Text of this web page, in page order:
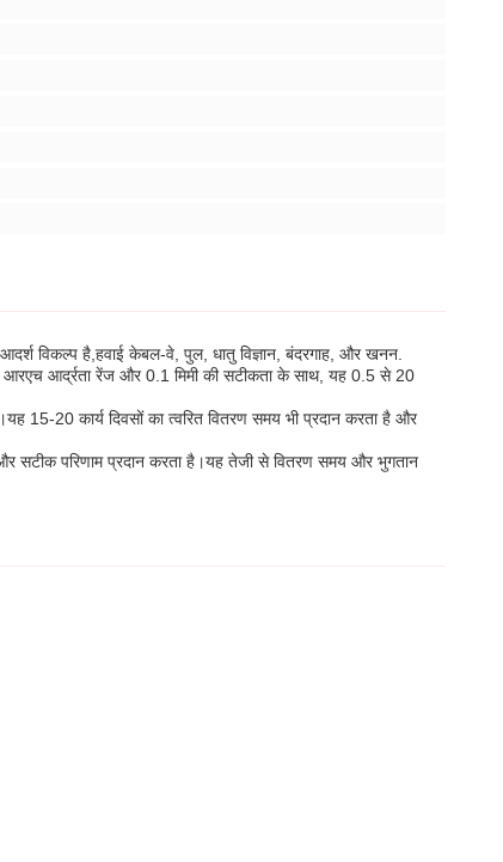
विकल्प है,हवाई केबल-वे, पुल, धातु विज्ञान, बंदरगाह, और खनन.
आरएच आर्द्रता रेंज और 0.1 मिमी की सटीकता के साथ, यह 0.5 से 20
15-20 कार्य दिवसों का त्वरित वितरण समय भी प्रदान करता है और
और सटीक परिणाम प्रदान करता है।यह तेजी से वितरण समय और भुगतान